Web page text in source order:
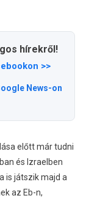
hírekről!
>>
News-on
előtt már tudni
és Izraelben
is játszik majd a
az Eb-n,